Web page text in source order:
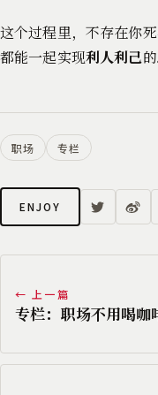
这个过程里，不存在你
都能一起实现利人利己的
职场 专栏
ENJOY
← 上一篇
专栏：职场不用喝咖